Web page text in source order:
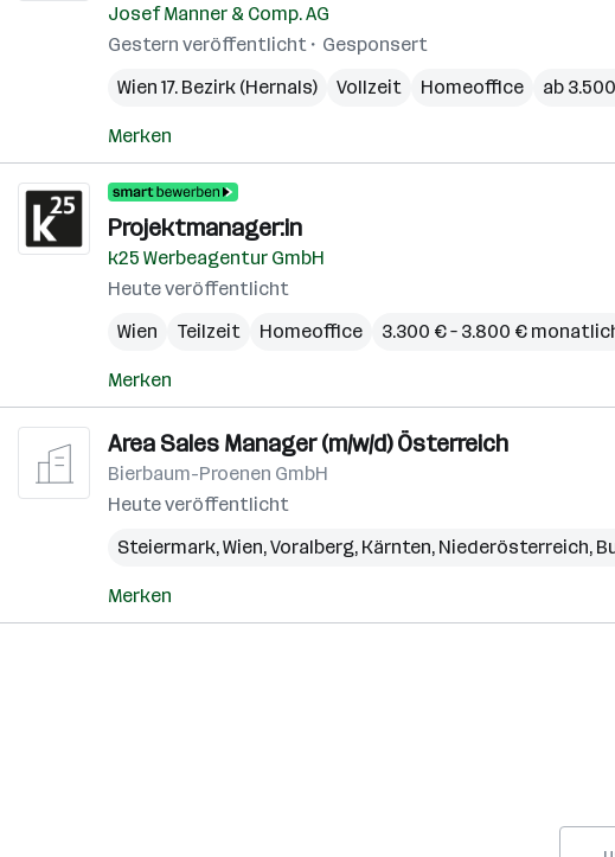
Josef Manner & Comp. AG
Gestern veröffentlicht
Gesponsert
Wien 17. Bezirk (Hernals)
Vollzeit Homeoffice ab
Merken
Projektmanager:in
k25 Werbeagentur GmbH
Heute veröffentlicht
Wien
Teilzeit Homeoffice 3.300 € – 3.800 €
Merken
Area Sales Manager (m/w/d) Österreich
Bierbaum-Proenen GmbH
Heute veröffentlicht
Steiermark,Wien,Voralberg, Kärnten, Niederösterreich,
Merken